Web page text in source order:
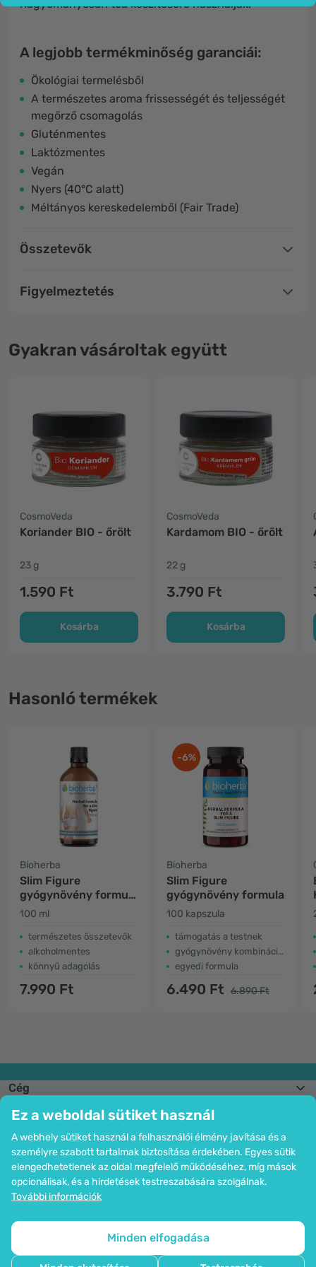
Ez a weboldal sütiket használ
A webhely sütiket használ a felhasználói élmény javítása és a
személyre szabott tartalmak biztosítása érdekében. Egyes sütik
elengedhetetlenek az oldal megfelelő működéséhez, míg mások
opcionálisak, és a hirdetések testreszabására szolgálnak.
További információk
Minden elfogadása
hagyományosan tea készítésére használják.
A legjobb termékminőség garanciái:
Ökológiai termelésből
A természetes aroma frissességét és teljességét
megőrző csomagolás
Gluténmentes
Laktózmentes
Vegán
Nyers (40°C alatt)
Méltányos kereskedelemből (Fair Trade)
Összetevők
Figyelmeztetés
Gyakran vásároltak együtt
CosmoVeda
Koriander BIO - őrölt
23 g
1.590 Ft
Kosárba
CosmoVeda
Kardamom BIO - őrölt
22 g
3.790 Ft
Kosárba
Hasonló termékek
Bioherba
Slim Figure
gyógynövény formula
- tinktúra
100 ml
természetes összetevők
alkoholmentes
könnyű adagolás
7.990 Ft
-6%
Bioherba
Slim Figure
gyógynövény formula
100 kapszula
támogatás a testnek
gyógynövény kombinációja
egyedi formula
6.490 Ft 6.890 Ft
Cég
Csatlakozzon hozzánk
Segítség és megrendelések
Bankkártyás fizetési lehetőség. A személyes adatok garantált védelme
SSL titkosítással.
Az oldal térképe